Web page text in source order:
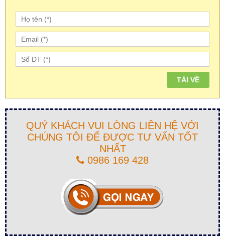
QUÝ KHÁCH VUI LÒNG LIÊN HỆ VỚI
CHÚNG TÔI ĐỂ ĐƯỢC TƯ VẤN TỐT
NHẤT
0986 169 428